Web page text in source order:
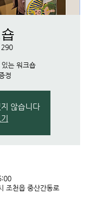
는 워크숍
정
않습니다
조천읍 중산간동로